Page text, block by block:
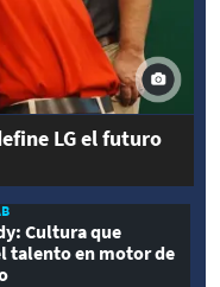
LG el futuro
Cultura que
talento en motor de